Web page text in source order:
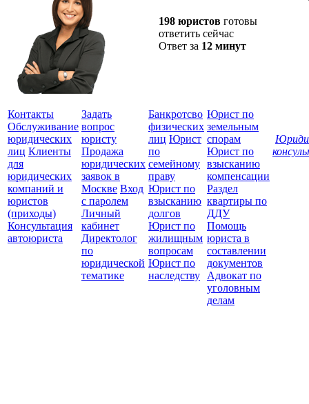
198 юристов готовы
ответить сейчас
Ответ за 12 минут
Контакты
Обслуживание
юридических
лиц Клиенты
для
юридических
компаний и
юристов
(приходы)
Консультация
автоюриста
Задать
вопрос
юристу
Продажа
юридических
заявок в
Москве Вход
с паролем
Личный
кабинет
Директолог
по
юридической
тематике
Банкротсво
физических
лиц Юрист
по
семейному
праву
Юрист по
взысканию
долгов
Юрист по
жилищным
вопросам
Юрист по
наследству
Юрист по
земельным
спорам
Юрист по
взысканию
компенсации
Раздел
квартиры по
ДДУ
Помощь
юриста в
составлении
документов
Адвокат по
уголовным
делам